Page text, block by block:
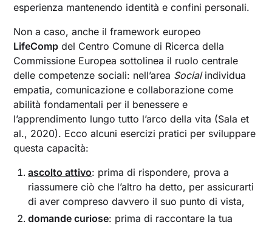
esperienza mantenendo identità e confini personali.
Non a caso, anche il framework europeo
LifeComp del Centro Comune di Ricerca della
Commissione Europea sottolinea il ruolo centrale
delle competenze sociali: nell’area Socialindividua
empatia, comunicazione e collaborazione come
abilità fondamentali per il benessere e
l’apprendimento lungo tutto l’arco della vita (Sala et
al., 2020). Ecco alcuni esercizi pratici per sviluppare
questa capacità:
ascolto attivo: prima di rispondere, prova a
riassumere ciò che l’altro ha detto, per assicurarti
di aver compreso davvero il suo punto di vista,
domande curiose: prima di raccontare la tua